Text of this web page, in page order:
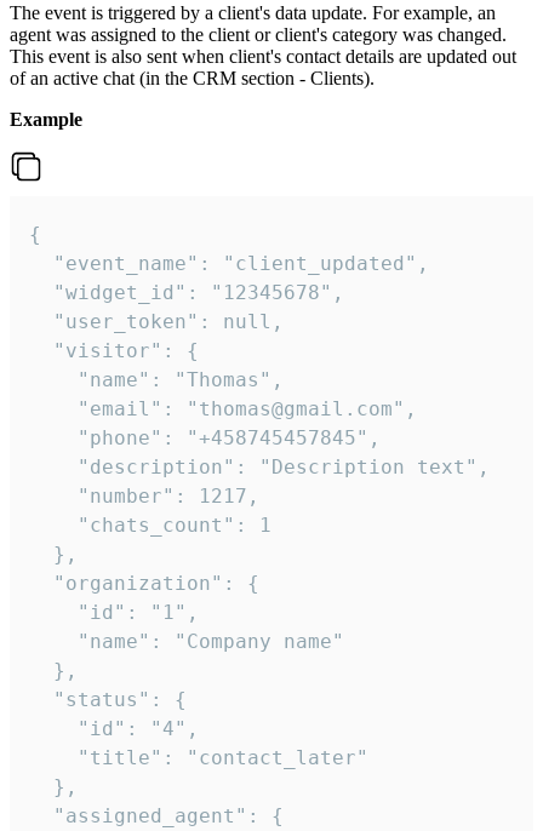
The event is triggered by a client's data update. For example, an
agent was assigned to the client or client's category was changed.
This event is also sent when client's contact details are updated out
of an active chat (in the CRM section - Clients).
Example
{
  "event_name": "client_updated",
  "widget_id": "12345678",
  "user_token": null,
  "visitor": {
    "name": "Thomas",
    "email": "thomas@gmail.com",
    "phone": "+458745457845",
    "description": "Description text",
    "number": 1217,
    "chats_count": 1
  },
  "organization": {
    "id": "1",
    "name": "Company name"
  },
  "status": {
    "id": "4",
    "title": "contact_later"
  },
  "assigned_agent": {